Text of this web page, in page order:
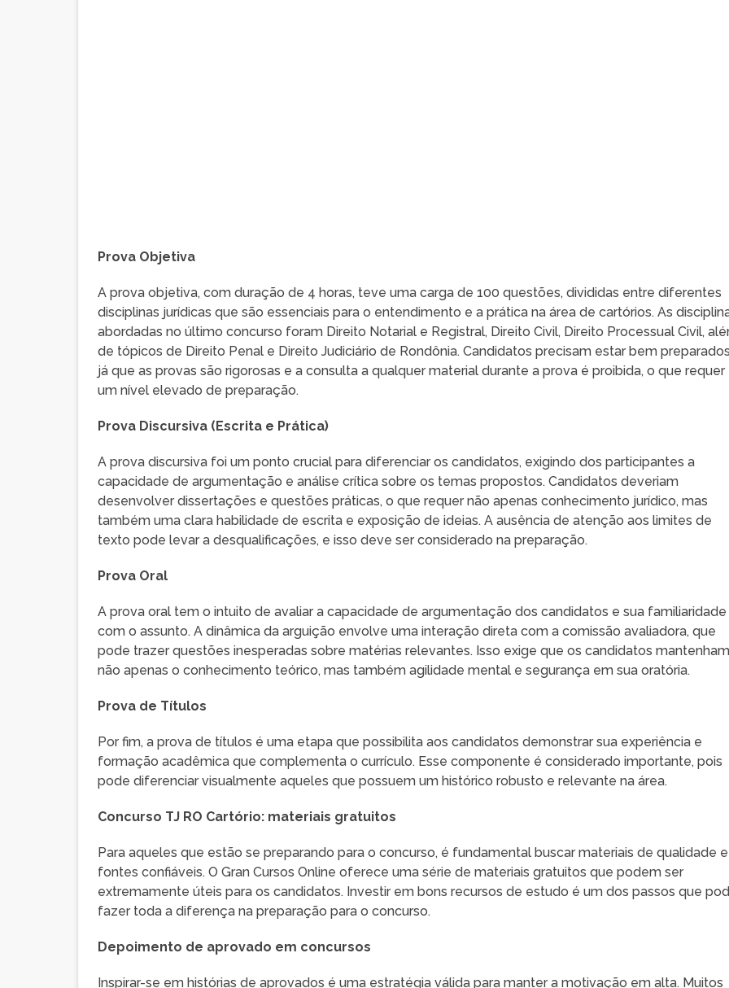
Prova Objetiva
A prova objetiva, com duração de 4 horas, teve uma carga de 100 questões, divididas entre diferentes
disciplinas jurídicas que são essenciais para o entendimento e a prática na área de cartórios. As
abordadas no último concurso foram Direito Notarial e Registral, Direito Civil, Direito Processual Civil,
de tópicos de Direito Penal e Direito Judiciário de Rondônia. Candidatos precisam estar bem
já que as provas são rigorosas e a consulta a qualquer material durante a prova é proibida, o que requer
um nível elevado de preparação.
Prova Discursiva (Escrita e Prática)
A prova discursiva foi um ponto crucial para diferenciar os candidatos, exigindo dos participantes a
capacidade de argumentação e análise crítica sobre os temas propostos. Candidatos deveriam
desenvolver dissertações e questões práticas, o que requer não apenas conhecimento jurídico, mas
também uma clara habilidade de escrita e exposição de ideias. A ausência de atenção aos limites de
texto pode levar a desqualificações, e isso deve ser considerado na preparação.
Prova Oral
A prova oral tem o intuito de avaliar a capacidade de argumentação dos candidatos e sua familiaridade
com o assunto. A dinâmica da arguição envolve uma interação direta com a comissão avaliadora, que
pode trazer questões inesperadas sobre matérias relevantes. Isso exige que os candidatos
não apenas o conhecimento teórico, mas também agilidade mental e segurança em sua oratória.
Prova de Títulos
Por fim, a prova de títulos é uma etapa que possibilita aos candidatos demonstrar sua experiência e
formação acadêmica que complementa o currículo. Esse componente é considerado importante, pois
pode diferenciar visualmente aqueles que possuem um histórico robusto e relevante na área.
Concurso TJ RO Cartório: materiais gratuitos
Para aqueles que estão se preparando para o concurso, é fundamental buscar materiais de qualidade e
fontes confiáveis. O Gran Cursos Online oferece uma série de materiais gratuitos que podem ser
extremamente úteis para os candidatos. Investir em bons recursos de estudo é um dos passos que
fazer toda a diferença na preparação para o concurso.
Depoimento de aprovado em concursos
Inspirar-se em histórias de aprovados é uma estratégia válida para manter a motivação em alta. Muitos